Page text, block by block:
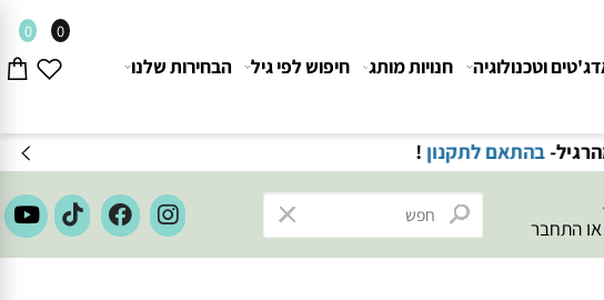
בהתאם לתקנון!
התחבר
0 0
וטכנולוגיה חנויות מותג חיפוש לפי גיל הבחירות שלנו